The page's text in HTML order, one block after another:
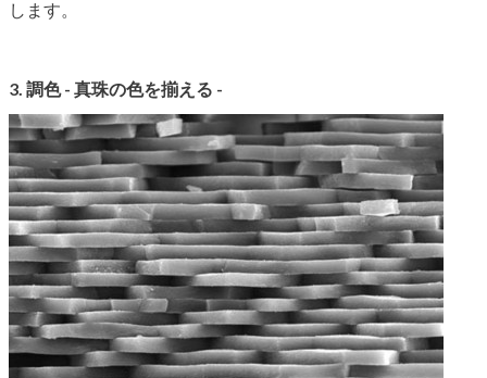
します。
3. 調色 - 真珠の色を揃える -